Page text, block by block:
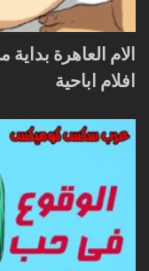
الام العاهرة
افلام اباحية